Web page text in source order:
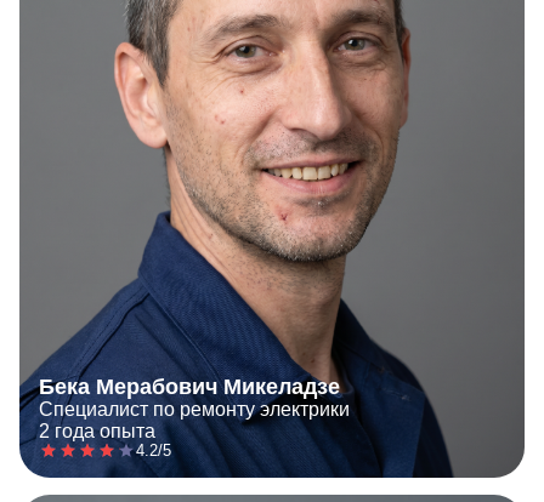
Бека Мерабович Микеладзе
Специалист по ремонту электрики
2 года опыта
4.2/5